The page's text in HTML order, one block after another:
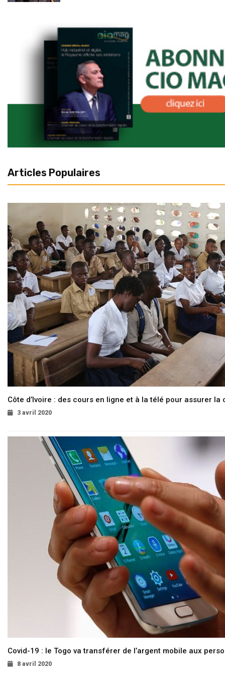
Articles Populaires
Côte d’Ivoire : des cours en ligne et à la télé pour assurer la
3 avril 2020
Covid-19 : le Togo va transférer de l’argent mobile aux
8 avril 2020